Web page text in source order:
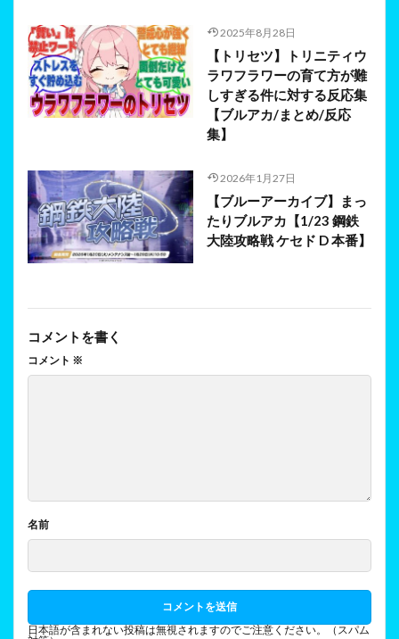
2025年8月28日
【トリセツ】トリニティウ
ラワフラワーの育て方が難
しすぎる件に対する反応集
【ブルアカ/まとめ/反応
集】
2026年1月27日
【ブルーアーカイブ】まっ
たりブルアカ【1/23 鋼鉄
大陸攻略戦 ケセド D 本番】
コメントを書く
コメント ※
名前
日本語が含まれない投稿は無視されますのでご注意ください。（スパム